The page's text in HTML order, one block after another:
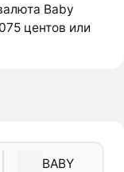
Baby
центов или
BABY